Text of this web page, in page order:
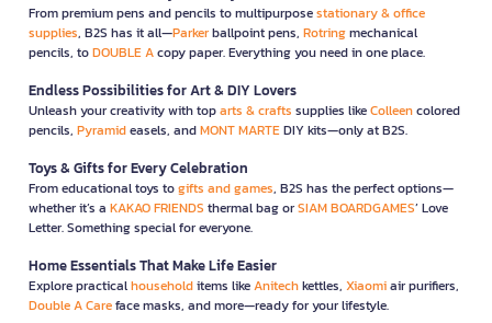
From premium pens and pencils to multipurposestationary & office
supplies, B2S has it all—Parkerballpoint pens, Rotringmechanical
pencils, toDOUBLE Acopy paper. Everything you need in one place.
Endless Possibilities for Art & DIY Lovers
Unleash your creativity with toparts & crafts supplies likeColleencolored
pencils, Pyramideasels, andMONT MARTEDIY kits—only at B2S.
Toys & Gifts for Every Celebration
From educational toys togifts and games, B2S has the perfect options—
whether it’s a KAKAO FRIENDS thermal bag orSIAM BOARDGAMES’ Love
Letter. Something special for everyone.
Home Essentials That Make Life Easier
Explore practicalhouseholditems likeAnitechkettles, Xiaomiair purifiers,
Double A Careface masks, and more—ready for your lifestyle.